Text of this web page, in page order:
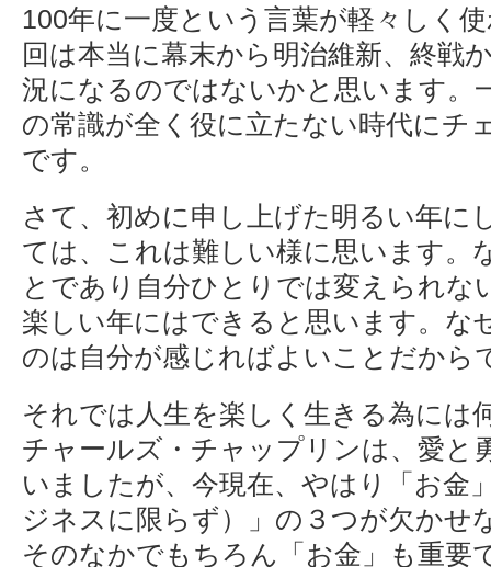
100年に一度という言葉が軽々しく
回は本当に幕末から明治維新、終戦
況になるのではないかと思います。
の常識が全く役に立たない時代にチ
です。
さて、初めに申し上げた明るい年に
ては、これは難しい様に思います。
とであり自分ひとりでは変えられな
楽しい年にはできると思います。な
のは自分が感じればよいことだから
それでは人生を楽しく生きる為には
チャールズ・チャップリンは、愛と
いましたが、今現在、やはり「お金
ジネスに限らず）」の３つが欠かせ
そのなかでもちろん「お金」も重要